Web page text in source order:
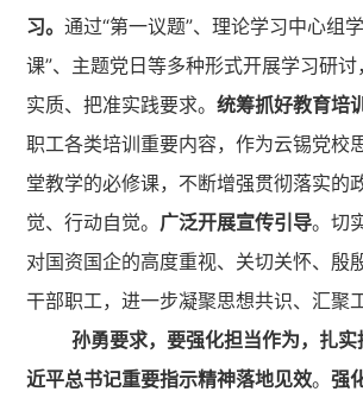
习。通过“第一议题”、理论学习中心组
课”、主题党日等多种形式开展学习研
实质、把准实践要求。统筹抓好教育培
职工各类培训重要内容，作为云锡党校
堂教学的必修课，不断增强贯彻落实的
觉、行动自觉。 广泛开展宣传引导。切
对国资国企的高度重视、关切关怀、殷
干部职工，进一步凝聚思想共识、汇聚
孙勇要求，要强化担当作为，扎
近平总书记重要指示精神落地见效。强